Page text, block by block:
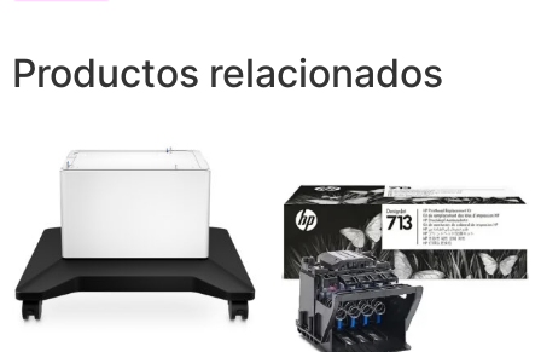
Productos relacionados